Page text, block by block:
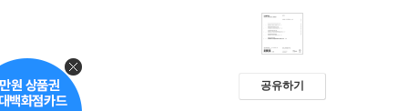
공유하기